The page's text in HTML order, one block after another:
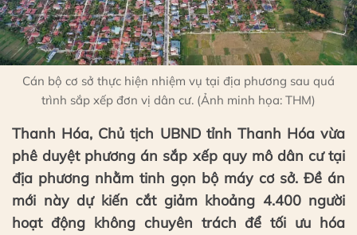
Cán bộ cơ sở thực hiện nhiệm vụ tại địa phương sau quá
trình sắp xếp đơn vị dân cư. (Ảnh minh họa: THM)
Thanh Hóa, Chủ tịch UBND tỉnh Thanh Hóa vừa
phê duyệt phương án sắp xếp quy mô dân cư tại
địa phương nhằm tinh gọn bộ máy cơ sở. Đề án
mới này dự kiến cắt giảm khoảng 4.400 người
hoạt động không chuyên trách để tối ưu hóa